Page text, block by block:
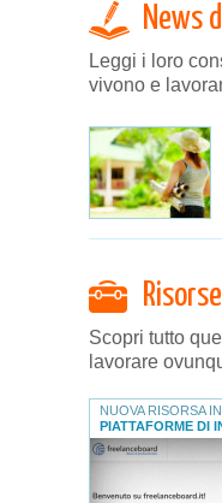
News
Leggi i loro
vivono e
Scopri tutto
lavorare
NUOVA RISORSA
PIATTAFORME DI